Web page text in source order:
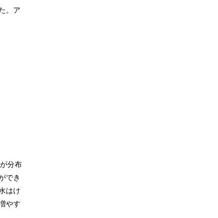
。ア
分布
でき
はけ
やす